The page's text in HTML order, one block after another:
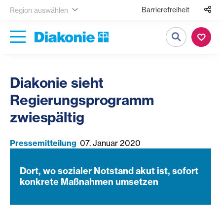
Region auswählen Barrierefreiheit
Suche
Diakonie sieht
Regierungsprogramm
zwiespältig
Pressemitteilung 07. Januar 2020
Dort, wo sozialer Notstand akut ist, sofort
konkrete Maßnahmen umsetzen